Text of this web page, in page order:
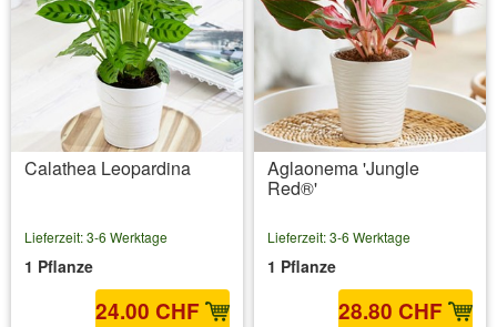
Calathea Leopardina
Lieferzeit: 3-6 Werktage
1 Pflanze
24.00 CHF
Aglaonema 'Jungle
Red®'
Lieferzeit: 3-6 Werktage
1 Pflanze
28.80 CHF